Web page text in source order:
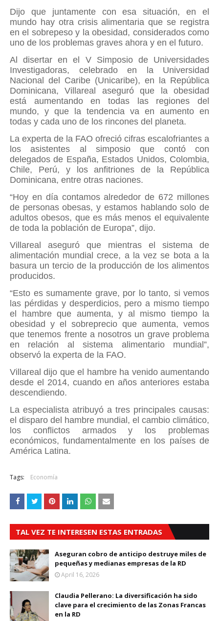
Dijo que juntamente con esa situación, en el
mundo hay otra crisis alimentaria que se registra
en el sobrepeso y la obesidad, considerados como
uno de los problemas graves ahora y en el futuro.
Al disertar en el V Simposio de Universidades
Investigadoras, celebrado en la Universidad
Nacional del Caribe (Unicaribe), en la República
Dominicana, Villareal aseguró que la obesidad
está aumentando en todas las regiones del
mundo, y que la tendencia va en aumento en
todas y cada uno de los rincones del planeta.
La experta de la FAO ofreció cifras escalofriantes a
los asistentes al simposio que contó con
delegados de España, Estados Unidos, Colombia,
Chile, Perú, y los anfitriones de la República
Dominicana, entre otras naciones.
“Hoy en día contamos alrededor de 672 millones
de personas obesas, y estamos hablando solo de
adultos obesos, que es más menos el equivalente
de toda la población de Europa”, dijo.
Villareal aseguró que mientras el sistema de
alimentación mundial crece, a la vez se bota a la
basura un tercio de la producción de los alimentos
producidos.
“Esto es sumamente grave, por lo tanto, si vemos
las pérdidas y desperdicios, pero a mismo tiempo
el hambre que aumenta, y al mismo tiempo la
obesidad y el sobreprecio que aumenta, vemos
que tenemos frente a nosotros un grave problema
en relación al sistema alimentario mundial”,
observó la experta de la FAO.
Villareal dijo que el hambre ha venido aumentando
desde el 2014, cuando en años anteriores estaba
descendiendo.
La especialista atribuyó a tres principales causas:
el disparo del hambre mundial, el cambio climático,
los conflictos armados y los problemas
económicos, fundamentalmente en los países de
América Latina.
Tags: Economía
TAL VEZ TE INTERESEN ESTAS ENTRADAS
Aseguran cobro de anticipo destruye miles de
pequeñas y medianas empresas de la RD
April 16, 2026
Claudia Pellerano: La diversificación ha sido
clave para el crecimiento de las Zonas Francas
en la RD